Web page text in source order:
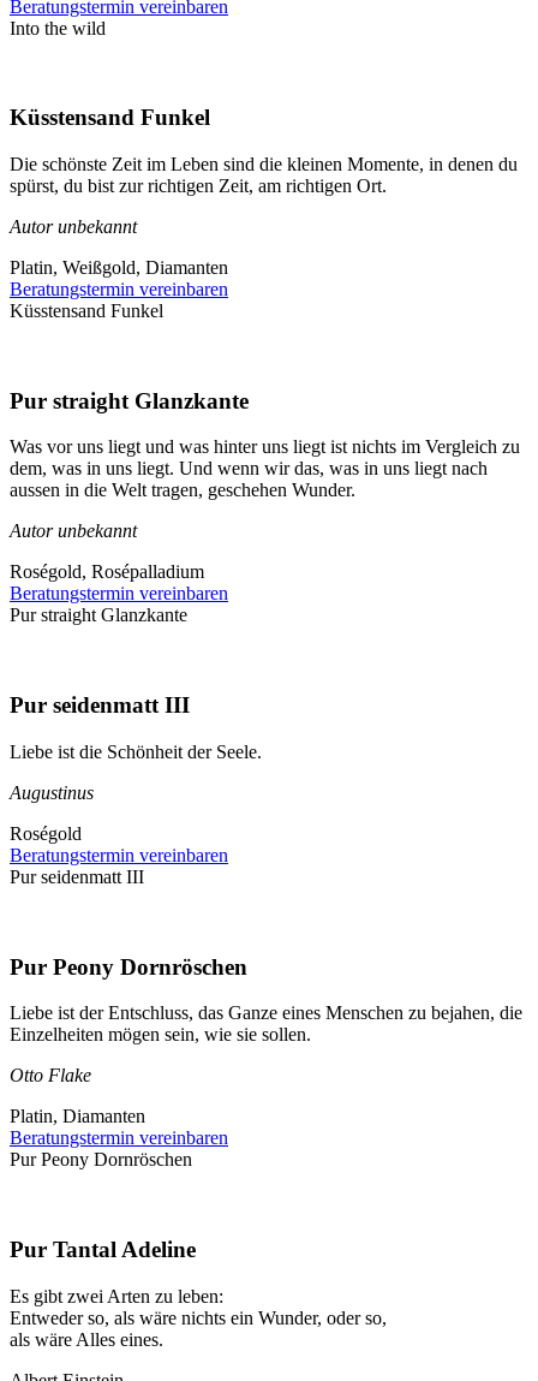
Beratungstermin vereinbaren
Into the wild
Küsstensand Funkel
Die schönste Zeit im Leben sind die kleinen Momente, in denen du
spürst, du bist zur richtigen Zeit, am richtigen Ort.
Autor unbekannt
Platin, Weißgold, Diamanten
Beratungstermin vereinbaren
Küsstensand Funkel
Pur straight Glanzkante
Was vor uns liegt und was hinter uns liegt ist nichts im Vergleich zu
dem, was in uns liegt. Und wenn wir das, was in uns liegt nach
aussen in die Welt tragen, geschehen Wunder.
Autor unbekannt
Roségold, Rosépalladium
Beratungstermin vereinbaren
Pur straight Glanzkante
Pur seidenmatt III
Liebe ist die Schönheit der Seele.
Augustinus
Roségold
Beratungstermin vereinbaren
Pur seidenmatt III
Pur Peony Dornröschen
Liebe ist der Entschluss, das Ganze eines Menschen zu bejahen, die
Einzelheiten mögen sein, wie sie sollen.
Otto Flake
Platin, Diamanten
Beratungstermin vereinbaren
Pur Peony Dornröschen
Pur Tantal Adeline
Es gibt zwei Arten zu leben:
Entweder so, als wäre nichts ein Wunder, oder so,
als wäre Alles eines.